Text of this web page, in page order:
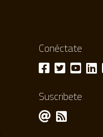
Conéctate
Suscribete